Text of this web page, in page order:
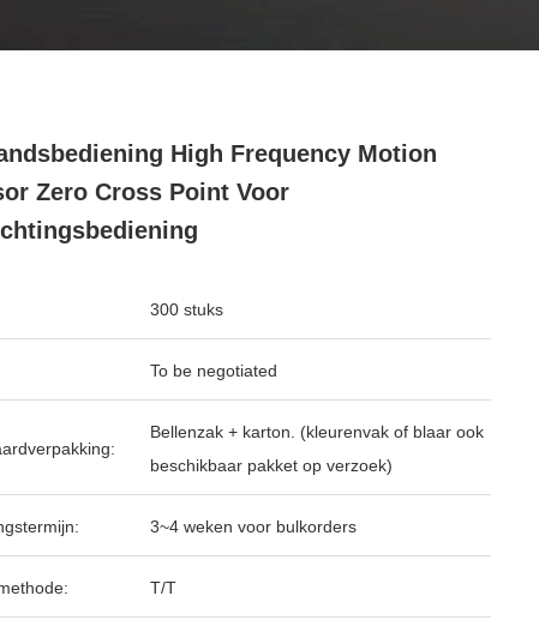
High Frequency Motion
Zero Cross Point Voor
300 stuks
To be negotiated
Bellenzak + karton. (kleurenvak of blaar ook
beschikbaar pakket op verzoek)
3~4 weken voor bulkorders
T/T